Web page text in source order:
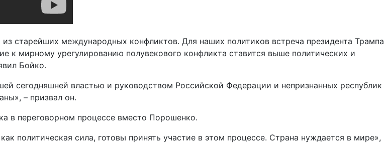
старейших международных конфликтов. Для наших политиков встреча президента Трампа
мирному урегулированию полувекового конфликта ставится выше политических и
Бойко.
сегодняшней властью и руководством Российской Федерации и непризнанных республик
– призвал он.
в переговорном процессе вместо Порошенко.
политическая сила, готовы принять участие в этом процессе. Страна нуждается в мире»,